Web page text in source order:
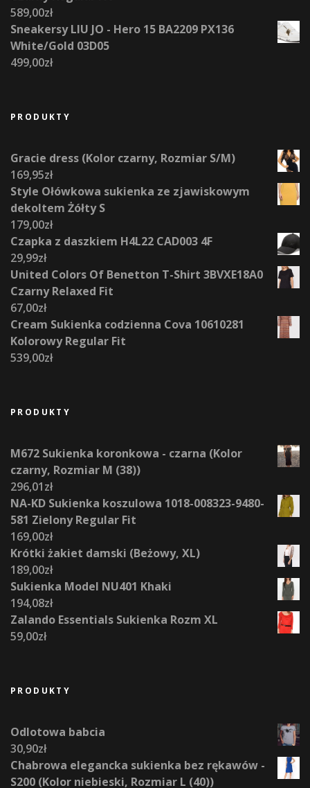
589,00zł
Sneakersy LIU JO - Hero 15 BA2209 PX136
White/Gold 03D05
499,00zł
PRODUKTY
Gracie dress (Kolor czarny, Rozmiar S/M)
169,95zł
Style Ołówkowa sukienka ze zjawiskowym
dekoltem Żółty S
179,00zł
Czapka z daszkiem H4L22 CAD003 4F
29,99zł
United Colors Of Benetton T-Shirt 3BVXE18A0
Czarny Relaxed Fit
67,00zł
Cream Sukienka codzienna Cova 10610281
Kolorowy Regular Fit
539,00zł
PRODUKTY
M672 Sukienka koronkowa - czarna (Kolor
czarny, Rozmiar M (38))
296,01zł
NA-KD Sukienka koszulowa 1018-008323-9480-
581 Zielony Regular Fit
169,00zł
Krótki żakiet damski (Beżowy, XL)
189,00zł
Sukienka Model NU401 Khaki
194,08zł
Zalando Essentials Sukienka Rozm XL
59,00zł
PRODUKTY
Odlotowa babcia
30,90zł
Chabrowa elegancka sukienka bez rękawów -
S200 (Kolor niebieski, Rozmiar L (40))